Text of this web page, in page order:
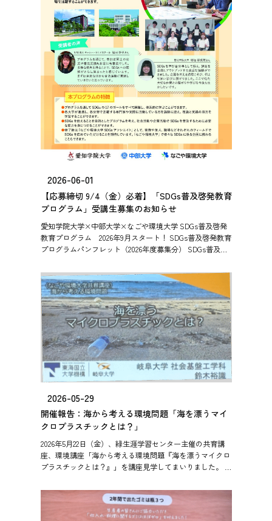
2026-06-01
【応募締切 9/4（金）必着】「SDGs普及啓発教育
プログラム」受講生募集のお知らせ
愛知学院大学×中部大学×なごや環境大学 SDGs普及啓発
教育プログラム 2026年9月スタート！ SDGs普及啓発教育
プログラムパンフレット（2026年度募集分） SDGs普及啓
2026-05-29
開催報告：海から考える環境問題「海を漂うマイ
クロプラスチックとは？」
2026年5月22日（金）、緑生涯学習センター主催の共育講
座、環境講座「海から考える環境問題『海を漂うマイクロ
プラスチックとは？』」を講座見学してまいりました。 今
し、